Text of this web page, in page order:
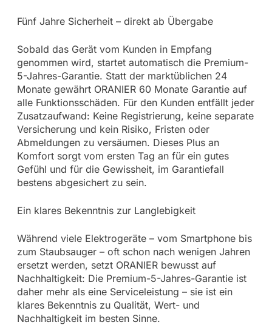
Fünf Jahre Sicherheit – direkt ab Übergabe
Sobald das Gerät vom Kunden in Empfang
genommen wird, startet automatisch die Premium-
5-Jahres-Garantie. Statt der marktüblichen 24
Monate gewährt ORANIER 60 Monate Garantie auf
alle Funktionsschäden. Für den Kunden entfällt jeder
Zusatzaufwand: Keine Registrierung, keine separate
Versicherung und kein Risiko, Fristen oder
Abmeldungen zu versäumen. Dieses Plus an
Komfort sorgt vom ersten Tag an für ein gutes
Gefühl und für die Gewissheit, im Garantiefall
bestens abgesichert zu sein.
Ein klares Bekenntnis zur Langlebigkeit
Während viele Elektrogeräte – vom Smartphone bis
zum Staubsauger – oft schon nach wenigen Jahren
ersetzt werden, setzt ORANIER bewusst auf
Nachhaltigkeit: Die Premium-5-Jahres-Garantie ist
daher mehr als eine Serviceleistung – sie ist ein
klares Bekenntnis zu Qualität, Wert- und
Nachhaltigkeit im besten Sinne.